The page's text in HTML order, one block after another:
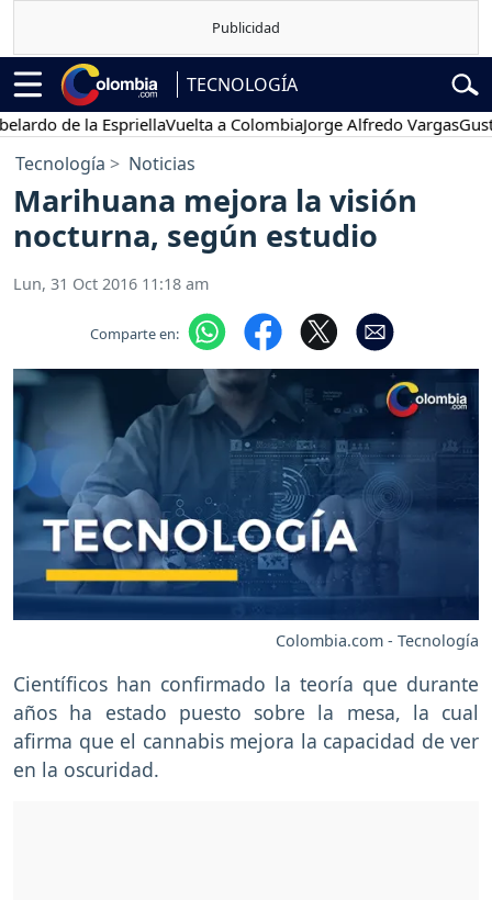
TECNOLOGÍA
de la EspriellaVuelta a ColombiaJorge Alfredo VargasGustavo
Tecnología Noticias
Marihuana mejora la visión
nocturna, según estudio
Lun, 31 Oct 2016 11:18 am
Comparte en:
Colombia.com - Tecnología
Científicos han confirmado la teoría que durante
años ha estado puesto sobre la mesa, la cual
afirma que el cannabis mejora la capacidad de ver
en la oscuridad.